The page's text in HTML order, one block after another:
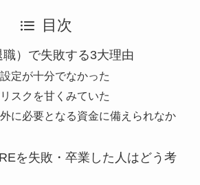
目次
）で失敗する3大理由
定が十分でなかった
スクを甘くみていた
に必要となる資金に備えられなか
を失敗・卒業した人はどう考